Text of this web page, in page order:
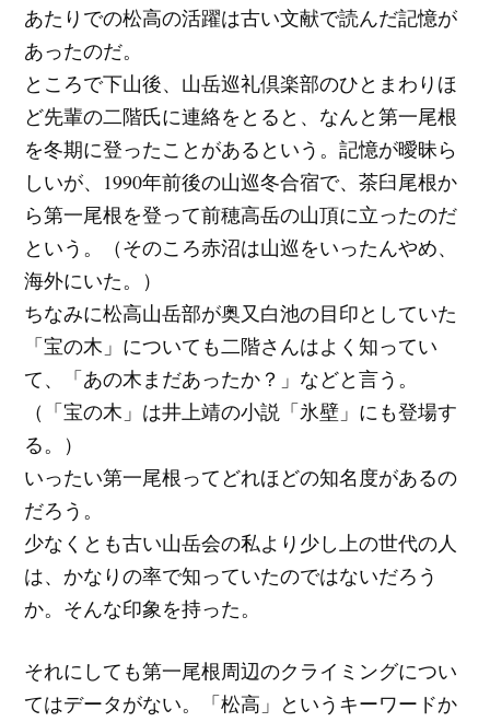
あたりでの松高の活躍は古い文献で読んだ記憶が
あったのだ。
ところで下山後、山岳巡礼倶楽部のひとまわりほ
ど先輩の二階氏に連絡をとると、なんと第一尾根
を冬期に登ったことがあるという。記憶が曖昧ら
しいが、1990年前後の山巡冬合宿で、茶臼尾根か
ら第一尾根を登って前穂高岳の山頂に立ったのだ
という。（そのころ赤沼は山巡をいったんやめ、
海外にいた。）
ちなみに松高山岳部が奥又白池の目印としていた
「宝の木」についても二階さんはよく知ってい
て、「あの木まだあったか？」などと言う。
（「宝の木」は井上靖の小説「氷壁」にも登場す
る。）
いったい第一尾根ってどれほどの知名度があるの
だろう。
少なくとも古い山岳会の私より少し上の世代の人
は、かなりの率で知っていたのではないだろう
か。そんな印象を持った。
それにしても第一尾根周辺のクライミングについ
てはデータがない。「松高」というキーワードか